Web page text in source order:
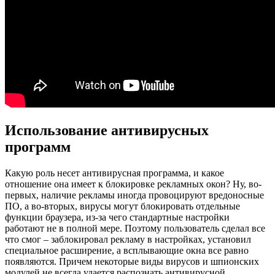
Использование антивирусных
программ
Какую роль несет антивирусная программа, и какое
отношение она имеет к блокировке рекламных окон? Ну, во-
первых, наличие рекламы иногда провоцируют вредоносные
ПО, а во-вторых, вирусы могут блокировать отдельные
функции браузера, из-за чего стандартные настройки
работают не в полной мере. Поэтому пользователь сделал все
что смог – заблокировал рекламу в настройках, установил
специальное расширение, а всплывающие окна все равно
появляются. Причем некоторые виды вирусов и шпионских